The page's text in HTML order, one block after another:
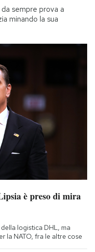
sempre prova a
minando la sua
è preso di mira
logistica DHL, ma
la NATO, fra le altre cose